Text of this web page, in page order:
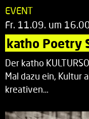
EVENT
Fr. 11.09. um
katho Poetry
Der katho
Mal dazu ein, Kultur
kreativen…